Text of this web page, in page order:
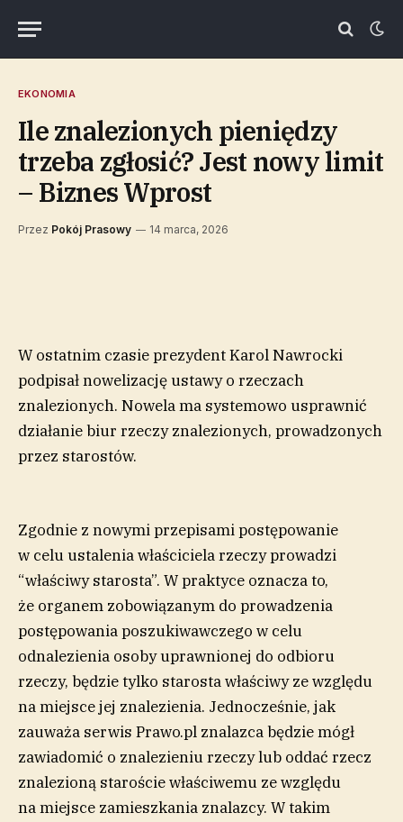
EKONOMIA
Ile znalezionych pieniędzy
trzeba zgłosić? Jest nowy limit
– Biznes Wprost
Przez Pokój Prasowy 14 marca, 2026
W ostatnim czasie prezydent Karol Nawrocki
podpisał nowelizację ustawy o rzeczach
znalezionych. Nowela ma systemowo usprawnić
działanie biur rzeczy znalezionych, prowadzonych
przez starostów.
Zgodnie z nowymi przepisami postępowanie
w celu ustalenia właściciela rzeczy prowadzi
“właściwy starosta”. W praktyce oznacza to,
że organem zobowiązanym do prowadzenia
postępowania poszukiwawczego w celu
odnalezienia osoby uprawnionej do odbioru
rzeczy, będzie tylko starosta właściwy ze względu
na miejsce jej znalezienia. Jednocześnie, jak
zauważa serwis Prawo.pl znalazca będzie mógł
zawiadomić o znalezieniu rzeczy lub oddać rzecz
znalezioną staroście właściwemu ze względu
na miejsce zamieszkania znalazcy. W takim